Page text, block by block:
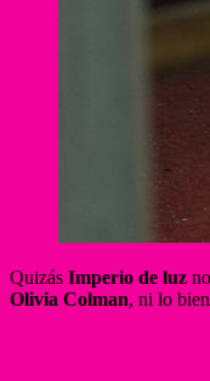
Quizás Imperio de luz
Olivia Colman, ni lo